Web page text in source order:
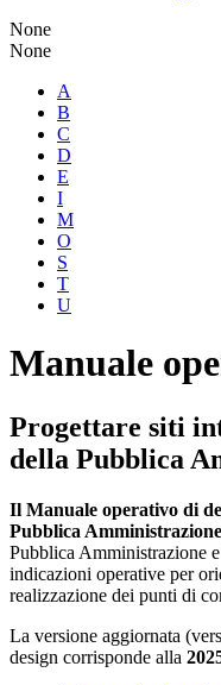
None
None
A
B
C
D
E
I
M
O
S
T
U
Manuale
Progettare siti
della Pubblica
Il Manuale operativo di
Pubblica Amministrazione
Pubblica Amministrazione
indicazioni operative per
realizzazione dei punti di
La versione aggiornata
design corrisponde alla